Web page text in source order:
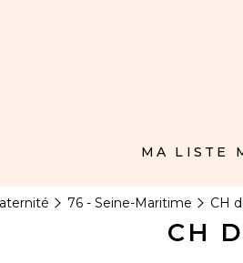
MA LISTE
76 - Seine-Maritime CH
CH